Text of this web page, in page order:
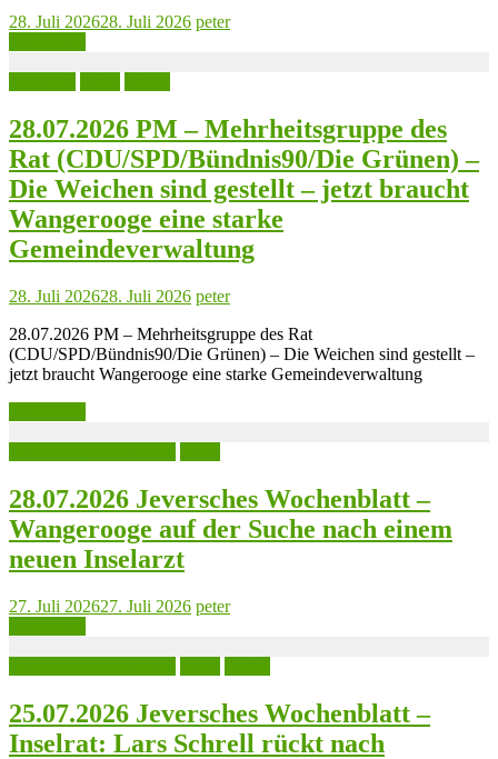
28. Juli 202628. Juli 2026 peter
28.07.2026 PM – Mehrheitsgruppe des
Rat (CDU/SPD/Bündnis90/Die Grünen) –
Die Weichen sind gestellt – jetzt braucht
Wangerooge eine starke
Gemeindeverwaltung
28. Juli 202628. Juli 2026 peter
28.07.2026 PM – Mehrheitsgruppe des Rat
(CDU/SPD/Bündnis90/Die Grünen) – Die Weichen sind gestellt –
jetzt braucht Wangerooge eine starke Gemeindeverwaltung
28.07.2026 Jeversches Wochenblatt –
Wangerooge auf der Suche nach einem
neuen Inselarzt
27. Juli 202627. Juli 2026 peter
25.07.2026 Jeversches Wochenblatt –
Inselrat: Lars Schrell rückt nach